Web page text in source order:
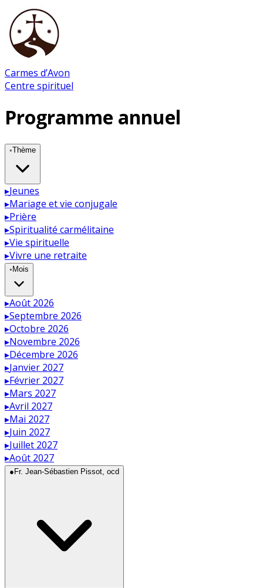
Carmes d’Avon
Centre spirituel
Programme annuel
◦Thème
▸Jeunes
▸Mariage et vie conjugale
▸Prière
▸Spiritualité carmélitaine
▸Vie spirituelle
▸Vivre une retraite
◦ Mois
▸Août 2026
▸Septembre 2026
▸Octobre 2026
▸Novembre 2026
▸Décembre 2026
▸Janvier 2027
▸Février 2027
▸Mars 2027
▸Avril 2027
▸Mai 2027
▸Juin 2027
▸Juillet 2027
▸Août 2027
● Fr. Jean-Sébastien Pissot, ocd